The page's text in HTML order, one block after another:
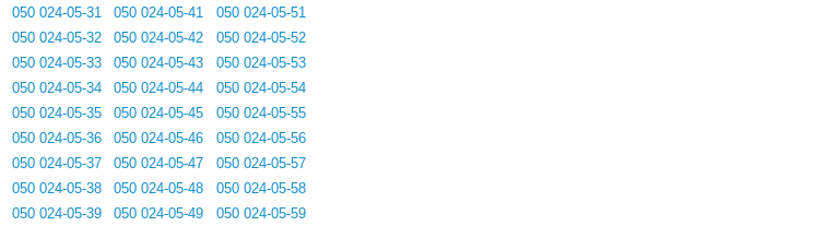
050 024-05-31
050 024-05-32
050 024-05-33
050 024-05-34
050 024-05-35
050 024-05-36
050 024-05-37
050 024-05-38
050 024-05-39
050 024-05-41
050 024-05-42
050 024-05-43
050 024-05-44
050 024-05-45
050 024-05-46
050 024-05-47
050 024-05-48
050 024-05-49
050 024-05-51
050 024-05-52
050 024-05-53
050 024-05-54
050 024-05-55
050 024-05-56
050 024-05-57
050 024-05-58
050 024-05-59